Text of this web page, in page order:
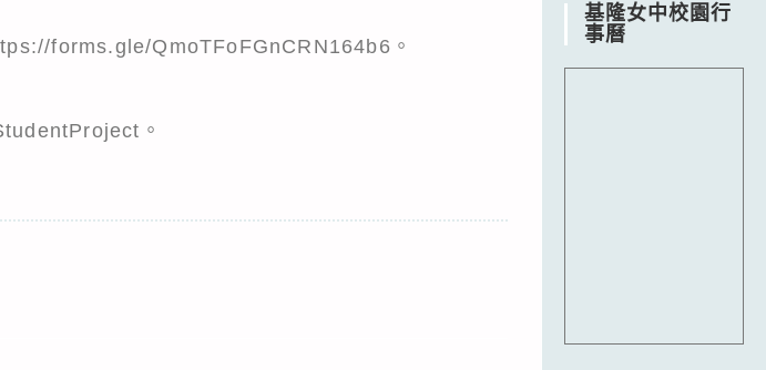
forms.gle/QmoTFoFGnCRN164b6。
。
基隆女中校園行
事曆